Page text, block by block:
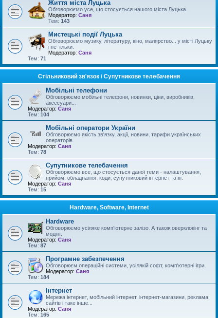
Життя міста Луцька
Обговорюємо усе, що стосується нашого міста Луцька.
Модератор: Саня
Тем: 143
Мистецькі події Луцька
Обговорюємо музику, літературу, кіно, малярство... у місті Луцьку
і не тільки.
Модератор: Саня
Тем: 71
Стільниковий зв'язок / Супутникове телебачення
Мобільні телефони
Обговорюємо мобільні телефони, новинки, ціни, виробників,
аксесуари...
Модератор: Саня
Тем: 104
Мобільні оператори України
Обговорюємо якість зв'язку, акції, новини, тарифи українських
операторів.
Модератор: Саня
Тем: 78
Супутникове телебачення
Обговорюємо все, що стосується даної теми - налаштування,
прийом, обладнання, коди, супутниковий інтернет та ін.
Модератор: Саня
Тем: 15
Hardware, Software, Internet
Hardware
Обговорюємо усіляке комп'ютерне залізо. А також оверклокінг та
модінг.
Модератор: Саня
Тем: 87
Програмне забезпечення
Обговорюєм операційні системи, усілякій софт, комп'ютерні ігри.
Модератор: Саня
Тем: 184
Інтернет
Мережа інтернет, мобільний інтернет, інтернет-магазини, реклама
сайтів і таке інше...
Модератор: Саня
Тем: 165